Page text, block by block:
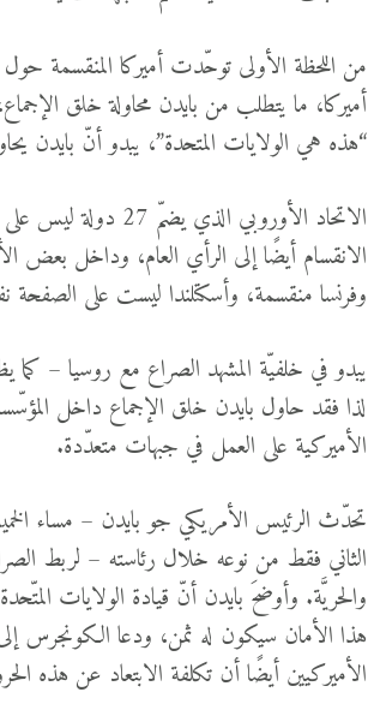
من اللحظة الأولى توحّدت أميركا المنقسمة
“هذه هي الولايات المتحدة”، يبدو أنّ بايدن
الاتحاد الأوروبي
الانقسام أيضًا إلى الرأي العام، وداخل بعض
وفرنسا منقسمة، وأسكتلندا ليست على الصفحة
يبدو في خلفيّة المشهد الصراع مع روسيا – كما
لذا فقد حاول بايدن خلق الإجماع داخل
الأميركية على العمل في جبهات متعدّدة.
الثاني فقط من نوعه خلال رئاسته – لربط
والحريَّة. وأوضحَ بايدن أنّ قيادة الولايات
هذا الأمان سيكون له ثمن، ودعا الكونجرس
الأميركيين أيضًا أن تكلفة الابتعاد عن هذه